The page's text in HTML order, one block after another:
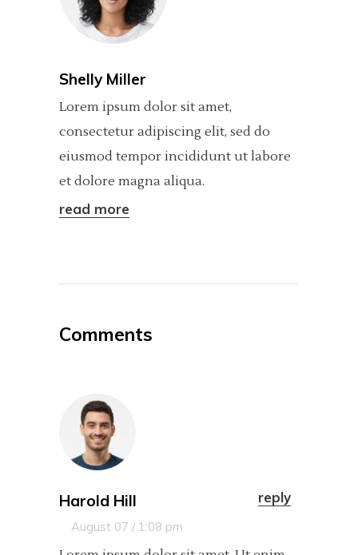
Shelly Miller
Lorem ipsum dolor sit amet,
consectetur adipiscing elit, sed do
eiusmod tempor incididunt ut labore
et dolore magna aliqua.
read more
Comments
reply
Harold Hill
August 07 / 1:08 pm